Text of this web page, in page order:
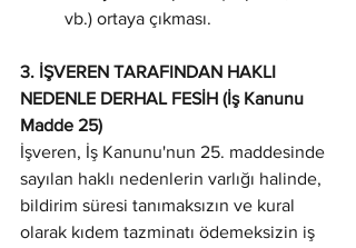
vb.) ortaya çıkması.
3. İŞVEREN TARAFINDAN HAKLI
NEDENLE DERHAL FESİH (İş Kanunu
Madde 25)
İşveren, İş Kanunu'nun 25. maddesinde
sayılan haklı nedenlerin varlığı halinde,
bildirim süresi tanımaksızın ve kural
olarak kıdem tazminatı ödemeksizin iş